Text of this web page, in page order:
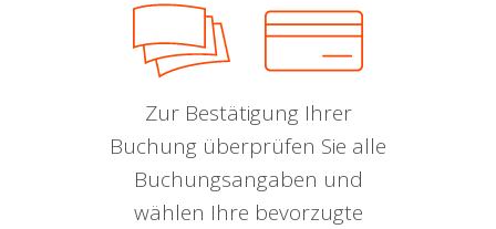
Zur Bestätigung Ihrer
Buchung überprüfen Sie alle
Buchungsangaben und
wählen Ihre bevorzugte